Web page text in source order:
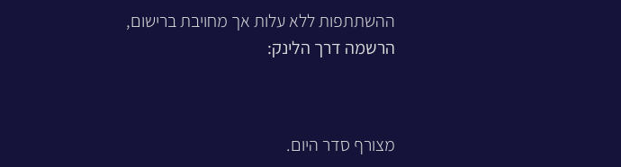
ההשתתפות ללא עלות אך מחויבת ברישום,
הרשמה דרך הלינק:
מצורף סדר היום.